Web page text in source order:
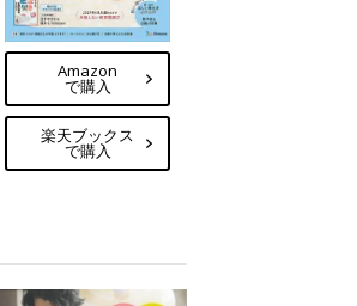
Amazon
で購入
楽天ブックス
で購入